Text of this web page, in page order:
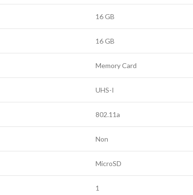
16 GB
16 GB
Memory Card
UHS-I
802.11a
Non
MicroSD
1